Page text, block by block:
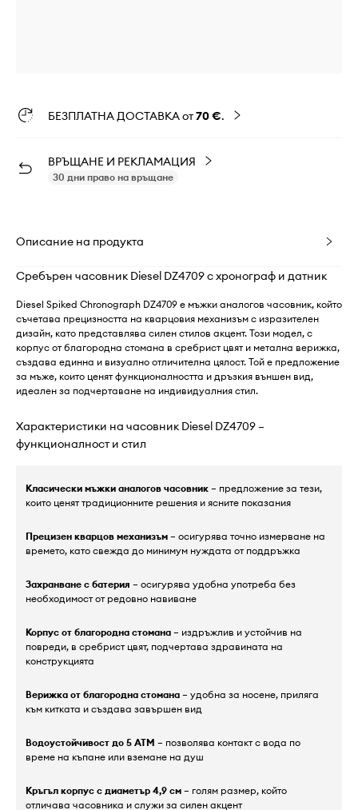
БЕЗПЛАТНА ДОСТАВКА от70 €.
ВРЪЩАНЕ И РЕКЛАМАЦИЯ
30 дни право на връщане
Описание на продукта
Сребърен часовник Diesel DZ4709 с хронограф и датник
Diesel Spiked Chronograph DZ4709 е мъжки аналогов часовник, който
съчетава прецизността на кварцовия механизъм с изразителен
дизайн, като представлява силен стилов акцент. Този модел, с
корпус от благородна стомана в сребрист цвят и метална верижка,
създава единна и визуално отличителна цялост. Той е предложение
за мъже, които ценят функционалността и дръзкия външен вид,
идеален за подчертаване на индивидуалния стил.
Характеристики на часовник Diesel DZ4709 –
функционалност и стил
Класически мъжки аналогов часовник – предложение за тези,
които ценят традиционните решения и ясните показания
Прецизен кварцов механизъм – осигурява точно измерване на
времето, като свежда до минимум нуждата от поддръжка
Захранване с батерия – осигурява удобна употреба без
необходимост от редовно навиване
Корпус от благородна стомана – издръжлив и устойчив на
повреди, в сребрист цвят, подчертава здравината на
конструкцията
Верижка от благородна стомана – удобна за носене, приляга
към китката и създава завършен вид
Водоустойчивост до 5 ATM – позволява контакт с вода по
време на къпане или вземане на душ
Кръгъл корпус с диаметър 4,9 см – голям размер, който
отличава часовника и служи за силен акцент